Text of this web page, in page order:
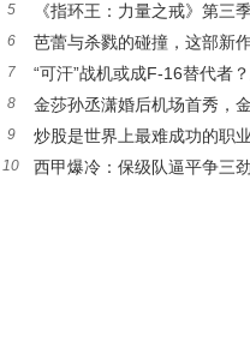
首曝高能预告
5 《指环王：力量之戒》第三
6 芭蕾与杀戮的碰撞，这部新
7
“可汗”战机或成F-16替代者
单采购20架国产五代机
8
金莎孙丞潇婚后机场首秀，
猜测，幸福模样羡煞旁人
9 炒股是世界上最难成功的职业
10
西甲爆冷：保级队逼平争三